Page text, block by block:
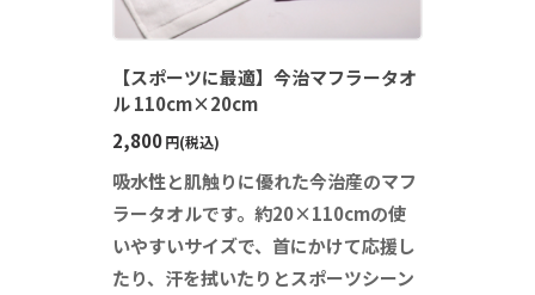
【スポーツに最適】今治マフラータオ
ル 110cm×20cm
2,800円(税込)
吸水性と肌触りに優れた今治産のマフ
ラータオルです。約20×110cmの使
いやすいサイズで、首にかけて応援し
たり、汗を拭いたりとスポーツシーン